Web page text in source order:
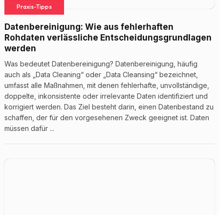
Praxis-Tipps
Datenbereinigung: Wie aus fehlerhaften
Rohdaten verlässliche Entscheidungsgrundlagen
werden
Was bedeutet Datenbereinigung? Datenbereinigung, häufig
auch als „Data Cleaning“ oder „Data Cleansing“ bezeichnet,
umfasst alle Maßnahmen, mit denen fehlerhafte, unvollständige,
doppelte, inkonsistente oder irrelevante Daten identifiziert und
korrigiert werden. Das Ziel besteht darin, einen Datenbestand zu
schaffen, der für den vorgesehenen Zweck geeignet ist. Daten
müssen dafür ...